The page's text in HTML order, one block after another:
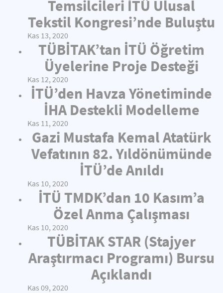
Temsilcileri İTÜ Ulusal
Tekstil Kongresi’nde Buluştu
Kas 13, 2020
TÜBİTAK’tan İTÜ Öğretim
Üyelerine Proje Desteği
Kas 12, 2020
İTÜ’den Havza Yönetiminde
İHA Destekli Modelleme
Kas 11, 2020
Gazi Mustafa Kemal Atatürk
Vefatının 82. Yıldönümünde
İTÜ’de Anıldı
Kas 10, 2020
İTÜ TMDK’dan 10 Kasım’a
Özel Anma Çalışması
Kas 10, 2020
TÜBİTAK STAR (Stajyer
Araştırmacı Programı) Bursu
Açıklandı
Kas 09, 2020